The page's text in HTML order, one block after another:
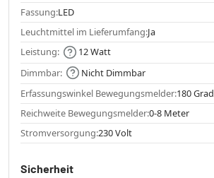
Fassung:LED
Leuchtmittel im Lieferumfang:Ja
Leistung:
12 Watt
Dimmbar:
Nicht Dimmbar
Erfassungswinkel Bewegungsmelder:180 Grad
Reichweite Bewegungsmelder:0-8 Meter
Stromversorgung:230 Volt
Sicherheit